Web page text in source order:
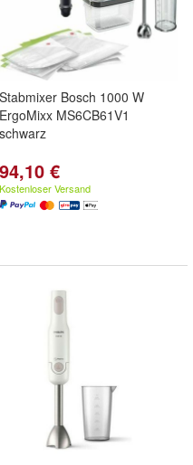
Stabmixer Bosch 1000 W
ErgoMixx MS6CB61V1
schwarz
94,10 €
Kostenloser Versand